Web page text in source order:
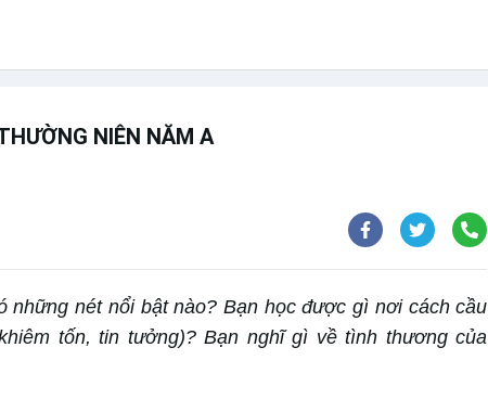
NIÊN NĂM A
những nét nổi bật nào? Bạn học được gì nơi cách cầu
tốn, tin tưởng)? Bạn nghĩ gì về tình thương của